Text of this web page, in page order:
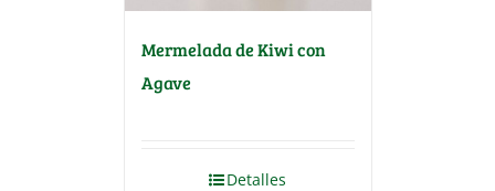
Mermelada de Kiwi con
Agave
Detalles